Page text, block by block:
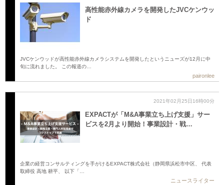
高性能赤外線カメラを開発したJVCケンウッ
ド
JVCケンウッドが高性能赤外線カメラシステムを開発したというニューズが12月に中
旬に流れました。 この報道の…
paironlee
2021年02月25日16時00分
EXPACTが「M&A事業立ち上げ支援」サー
ビスを2月より開始！事業設計・戦…
企業の経営コンサルティングを手がけるEXPACT株式会社（静岡県浜松市中区、 代表
取締役 高地 耕平、 以下「…
ニュースライター